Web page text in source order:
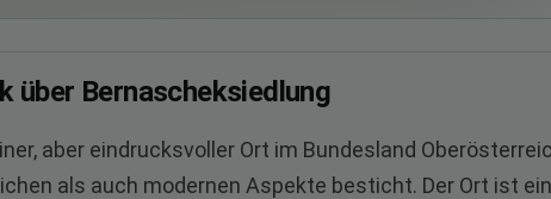
über Bernascheksiedlung
aber eindrucksvoller Ort im Bundesland
als auch modernen Aspekte besticht. Der Ort ist